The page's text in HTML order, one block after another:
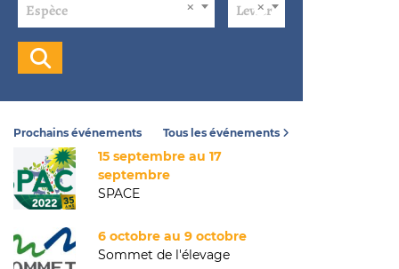
Espèce Levier
Prochains événements
15 septembre au 17
septembre
SPACE
6 octobre au 9 octobre
Sommet de l'élevage
Tous les événements